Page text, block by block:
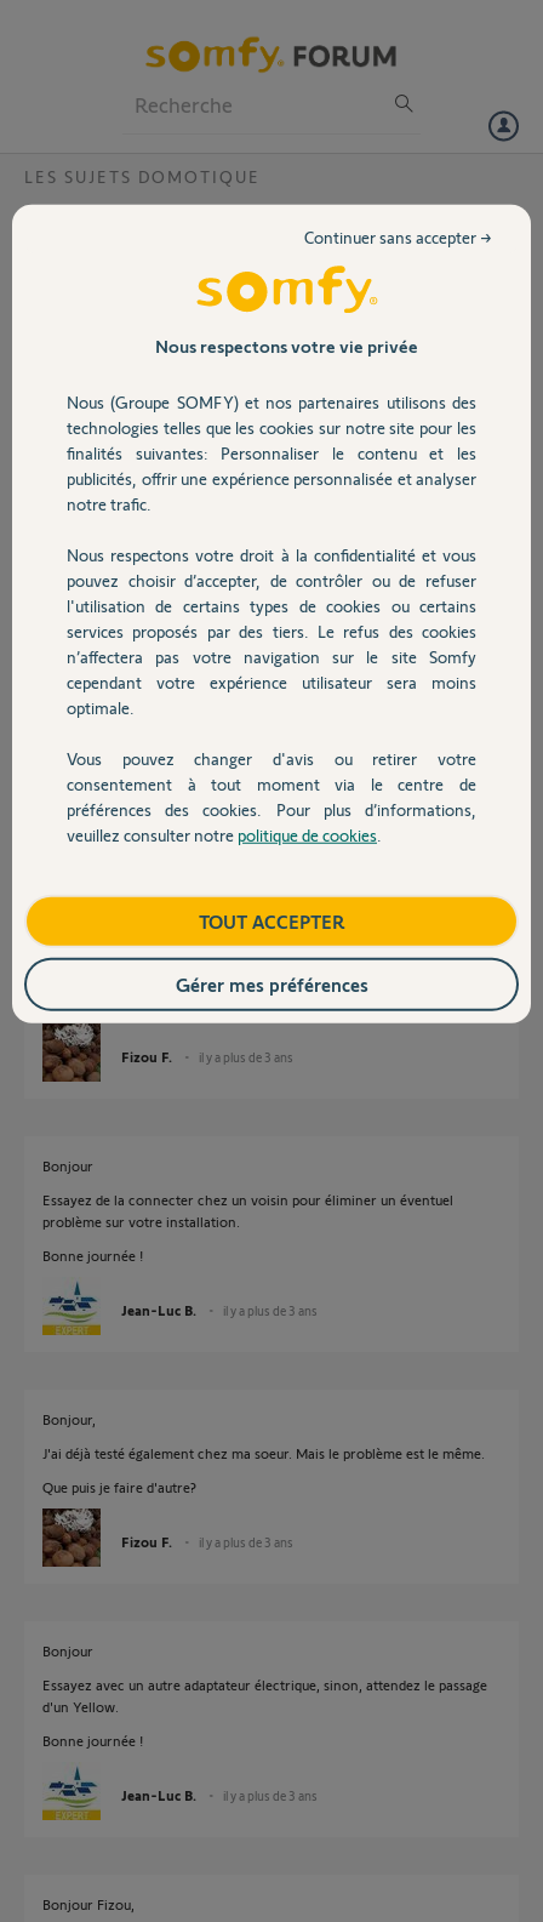
Volet
Sécurité
Domotique
Chauffage
Autres produits
Devis avec un pro
Contact
LES SUJETS DOMOTIQUE
Problème synchronisation un
J'ai une tahoma v2 que je n'ai jamais réussi à connecter. Pouvez vous
Merci d'avance pour votre aide,
Bien cordialement
il y a plus de 3 ans
Réponses
JACKY M. il y a plus de 3 ans
Merci pour votre retour. J'ai déjà essayé mais ça ne fonctionne pas non
Fizou F. il y a plus de 3 ans
Bonjour
Essayez de la connecter chez un voisin pour éliminer un éventuel
problème sur votre installation.
Bonne journée !
Jean-Luc B. il y a plus de 3 ans
Bonjour,
J'ai déjà testé également chez ma soeur. Mais le problème est le même.
Que puis je faire d'autre?
Fizou F. il y a plus de 3 ans
Bonjour
Essayez avec un autre adaptateur électrique, sinon, attendez le passage
d'un Yellow.
Bonne journée !
Jean-Luc B. il y a plus de 3 ans
Bonjour Fizou,
Nous respectons votre vie privée
Nous (Groupe SOMFY) et nos partenaires utilisons des
technologies telles que les cookies sur notre site pour les
finalités suivantes: Personnaliser le contenu et les
publicités, offrir une expérience personnalisée et analyser
notre trafic.
Nous respectons votre droit à la confidentialité et vous
pouvez choisir d’accepter, de contrôler ou de refuser
l'utilisation de certains types de cookies ou certains
services proposés par des tiers. Le refus des cookies
n’affectera pas votre navigation sur le site Somfy
cependant votre expérience utilisateur sera moins
optimale.
Vous pouvez changer d'avis ou retirer votre
consentement à tout moment via le centre de
préférences des cookies. Pour plus d’informations,
veuillez consulter notre politique de cookies
Continuer sans accepter →
TOUT ACCEPTER
Gérer mes préférences